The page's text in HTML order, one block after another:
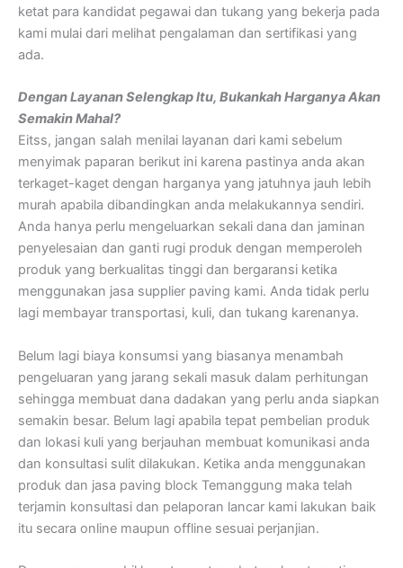
ketat para kandidat pegawai dan tukang yang bekerja pada
kami mulai dari melihat pengalaman dan sertifikasi yang
ada.
Dengan Layanan Selengkap Itu, Bukankah Harganya Akan
Semakin Mahal?
Eitss, jangan salah menilai layanan dari kami sebelum
menyimak paparan berikut ini karena pastinya anda akan
terkaget-kaget dengan harganya yang jatuhnya jauh lebih
murah apabila dibandingkan anda melakukannya sendiri.
Anda hanya perlu mengeluarkan sekali dana dan jaminan
penyelesaian dan ganti rugi produk dengan memperoleh
produk yang berkualitas tinggi dan bergaransi ketika
menggunakan jasa supplier paving kami. Anda tidak perlu
lagi membayar transportasi, kuli, dan tukang karenanya.
Belum lagi biaya konsumsi yang biasanya menambah
pengeluaran yang jarang sekali masuk dalam perhitungan
sehingga membuat dana dadakan yang perlu anda siapkan
semakin besar. Belum lagi apabila tepat pembelian produk
dan lokasi kuli yang berjauhan membuat komunikasi anda
dan konsultasi sulit dilakukan. Ketika anda menggunakan
produk dan jasa paving block Temanggung maka telah
terjamin konsultasi dan pelaporan lancar kami lakukan baik
itu secara online maupun offline sesuai perjanjian.